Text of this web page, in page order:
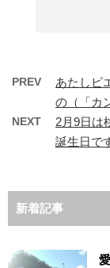
PREV
あたしピ
の（「カ
NEXT
2月9日は
誕生日で
新着記事